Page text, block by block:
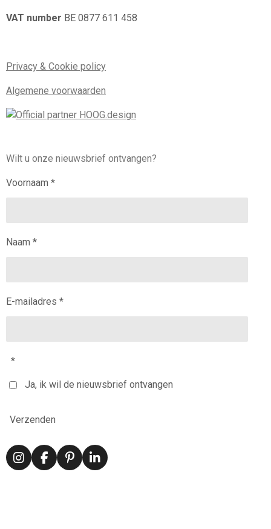
VAT number BE 0877 611 458
Privacy & Cookie policy
Algemene voorwaarden
Wilt u onze nieuwsbrief ontvangen?
Voornaam *
Naam *
E-mailadres *
*
Ja, ik wil de nieuwsbrief ontvangen
Verzenden
I
n
F
a
P
i
L
i